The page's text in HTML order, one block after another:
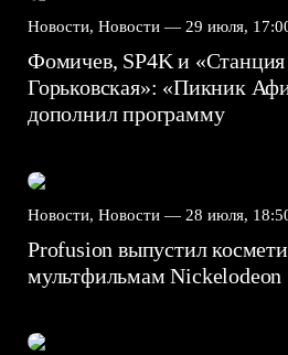
Новости, Новости — 29 июля,
Фомичев, SP4K и
Горьковская»: «Пикник
дополнил программу
Новости, Новости — 28 июля,
Profusion выпустил
мультфильмам Nickelodeon